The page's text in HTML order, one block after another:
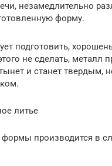
незамедлительно
форму.
подготовить,
не сделать, металл
и станет твердым,
литье
формы производится в